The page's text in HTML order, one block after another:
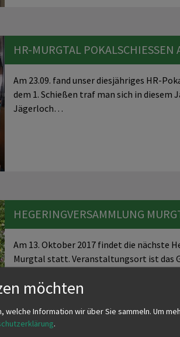
HR-MURGTAL POKALSCHIESSEN
Am 23.09. fand unser diesjähriges HR-
dem 1. Schießen traf man sich in diesem
Jägerloch…
HEGERINGVERSAMMLUNG
Am 13. Oktober 2017 findet die nächste
Murgtal statt. Veranstaltungsort ist das
möchten
welche Information wir über Sie sammeln. Um
.